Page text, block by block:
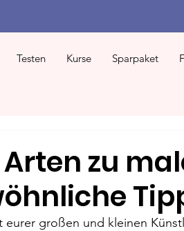
Testen Kurse Sparpaket
zu
großen und kleinen